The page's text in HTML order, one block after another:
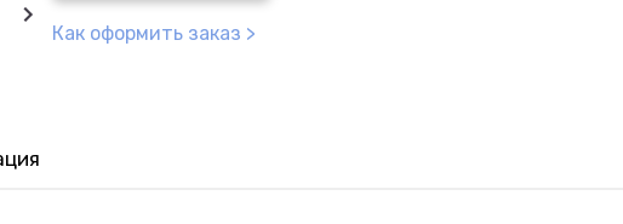
Как оформить заказ >